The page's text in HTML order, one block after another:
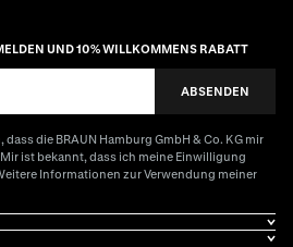
UND 10% WILLKOMMENS RABATT
ABSENDEN
die BRAUN Hamburg GmbH & Co. KG mir
ist bekannt, dass ich meine Einwilligung
Informationen zur Verwendung meiner